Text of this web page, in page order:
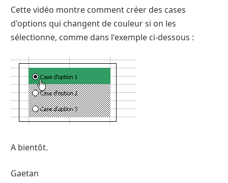
Cette vidéo montre comment créer des cases
d'options qui changent de couleur si on les
sélectionne, comme dans l'exemple ci-dessous :
A bientôt.
Gaetan